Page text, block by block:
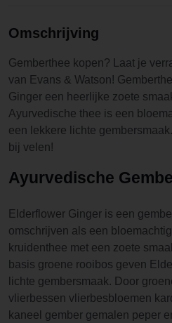
Omschrijving
Gemberthee kopen? Laat je
van Evans & Watson!
Ginger een heerlijke zoete
Ayurvedische thee is een
een lekkere lichte
bij velen!
Ayurvedische
Elderflower Ginger is een
omschrijven als een
kruidenthee met een zoete
basis groene rooibos geven
lichte gembersmaak. Door
vlierbessen vlierbesbloemen
kaneel gember gemalen peper